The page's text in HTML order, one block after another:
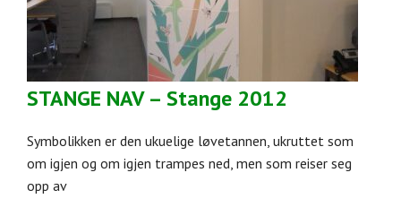
STANGE NAV – Stange 2012
Symbolikken er den ukuelige løvetannen, ukruttet som
om igjen og om igjen trampes ned, men som reiser seg
opp av